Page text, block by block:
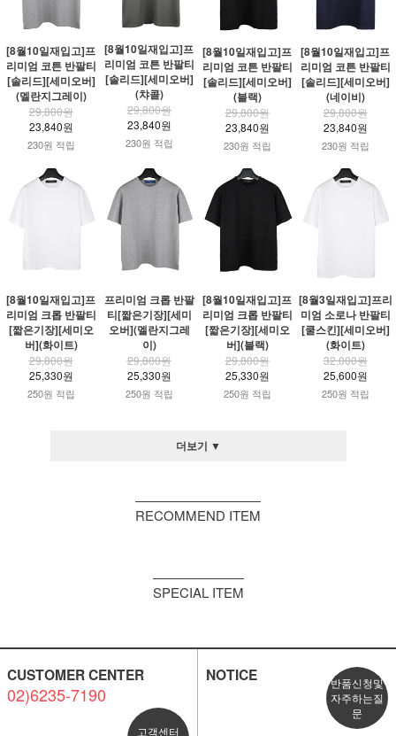
[8월10일재입고]프
리미엄 코튼 반팔티
[솔리드][세미오버]
(멜란지그레이)
29,800원
23,840원
230원 적립
[8월10일재입고]프
리미엄 코튼 반팔티
[솔리드][세미오버]
(챠콜)
29,800원
23,840원
230원 적립
[8월10일재입고]프
리미엄 코튼 반팔티
[솔리드][세미오버]
(블랙)
29,800원
23,840원
230원 적립
[8월10일재입고]프
리미엄 코튼 반팔티
[솔리드][세미오버]
(네이비)
29,800원
23,840원
230원 적립
[8월10일재입고]프
리미엄 크롭 반팔티
[짧은기장][세미오
버](화이트)
29,800원
25,330원
250원 적립
프리미엄 크롭 반팔
티[짧은기장][세미
오버](멜란지그레
이)
29,800원
25,330원
250원 적립
[8월10일재입고]프
리미엄 크롭 반팔티
[짧은기장][세미오
버](블랙)
29,800원
25,330원
250원 적립
[8월3일재입고]프리
미엄 소로나 반팔티
[쿨스킨][세미오버]
(화이트)
32,000원
25,600원
250원 적립
더보기 ▼
RECOMMEND ITEM
SPECIAL ITEM
CUSTOMER CENTER
02)6235-7190
고객센터
NOTICE
반품신청및
자주하는질
문